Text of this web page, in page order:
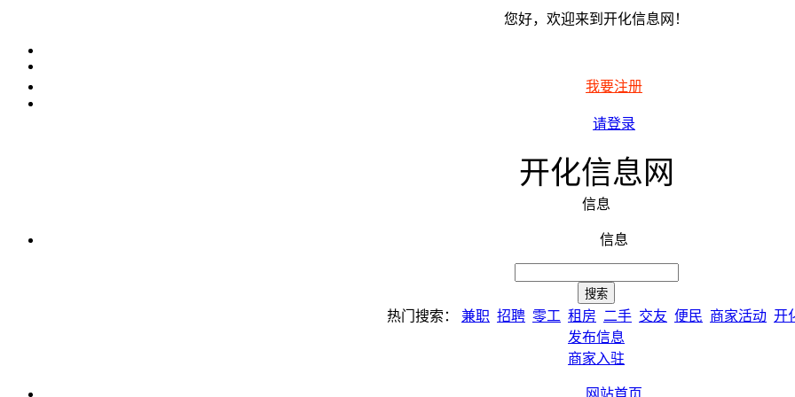
您好，欢迎来到开化信息网！
我要注册
请登录
开化信息网
信息
信息
热门搜索： 兼职 招聘 零工 租房 二手 交友 便民 商家活动 开
发布信息
商家入驻
网站首页